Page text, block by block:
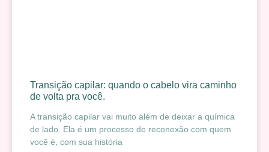
Transição capilar: quando o cabelo vira caminho
de volta pra você.
A transição capilar vai muito além de deixar a química
de lado. Ela é um processo de reconexão com quem
você é, com sua história